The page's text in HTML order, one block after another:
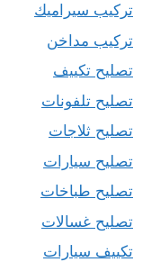
تركيب سيراميك
تركيب مداخن
تصليح تكييف
تصليح تلفونات
تصليح ثلاجات
تصليح سيارات
تصليح طباخات
تصليح غسالات
تكييف سيارات